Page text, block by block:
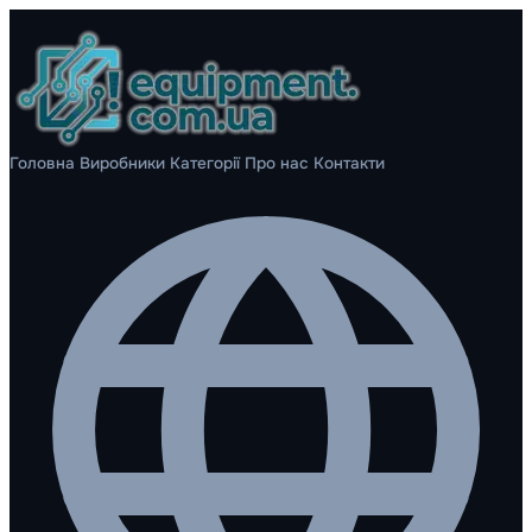
Головна Виробники Категорії Про нас Контакти